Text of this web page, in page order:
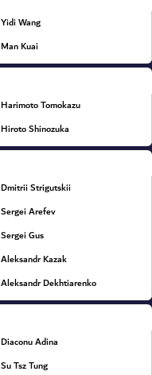
Yidi Wang
Man Kuai
Harimoto Tomokazu
Hiroto Shinozuka
Dmitrii Strigutskii
Sergei Arefev
Sergei Gus
Aleksandr Kazak
Aleksandr Dekhtiarenko
Diaconu Adina
Su Tsz Tung